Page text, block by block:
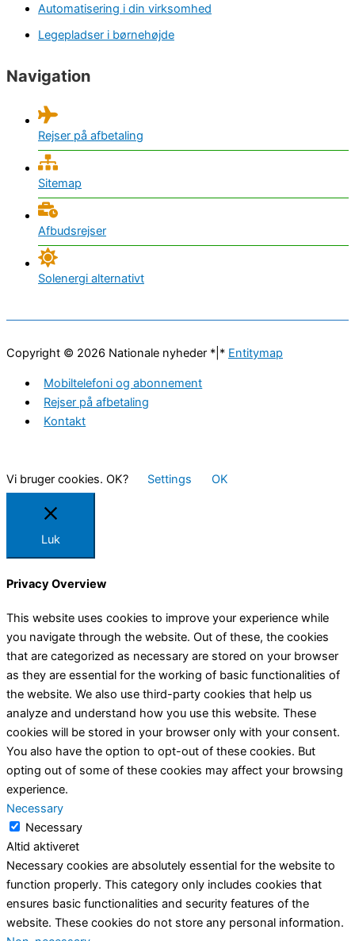
Automatisering i din virksomhed
Legepladser i børnehøjde
Navigation
Rejser på afbetaling
Sitemap
Afbudsrejser
Solenergi alternativt
Copyright © 2026 Nationale nyheder *|* Entitymap
Mobiltelefoni og abonnement
Rejser på afbetaling
Kontakt
Vi bruger cookies. OK? Settings OK
Luk
Privacy Overview
This website uses cookies to improve your experience while
you navigate through the website. Out of these, the cookies
that are categorized as necessary are stored on your browser
as they are essential for the working of basic functionalities of
the website. We also use third-party cookies that help us
analyze and understand how you use this website. These
cookies will be stored in your browser only with your consent.
You also have the option to opt-out of these cookies. But
opting out of some of these cookies may affect your browsing
experience.
Necessary
Necessary
Altid aktiveret
Necessary cookies are absolutely essential for the website to
function properly. This category only includes cookies that
ensures basic functionalities and security features of the
website. These cookies do not store any personal information.